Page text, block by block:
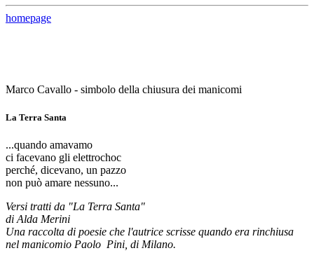
homepage
Marco Cavallo - simbolo della chiusura dei manicomi
La Terra Santa
...quando amavamo
ci facevano gli elettrochoc
perché, dicevano, un pazzo
non può amare nessuno...
Versi tratti da "La Terra Santa"
di Alda Merini
Una raccolta di poesie che l'autrice scrisse quando era rinchiusa
nel manicomio Paolo Pini, di Milano.